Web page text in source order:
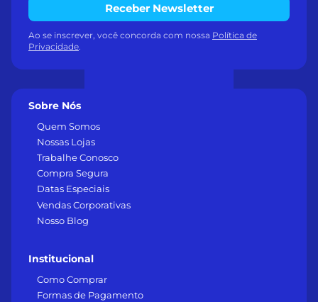
Sobre Nós
Quem Somos
Nossas Lojas
Trabalhe Conosco
Compra Segura
Datas Especiais
Vendas Corporativas
Nosso Blog
Institucional
Como Comprar
Formas de Pagamento
Receber Newsletter
Ao se inscrever, você concorda com nossa Política de
Privacidade